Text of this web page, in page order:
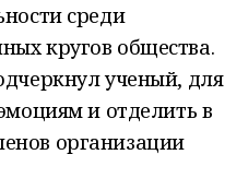
среди
кругов общества.
ученый, для
и отделить в
организации